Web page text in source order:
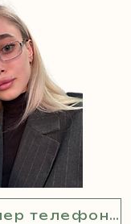
Показать номер телефона